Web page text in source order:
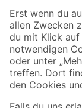
Sicher einkaufen
Jetzt die toom-